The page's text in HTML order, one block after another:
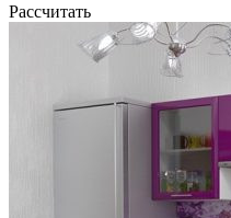
Рассчитать